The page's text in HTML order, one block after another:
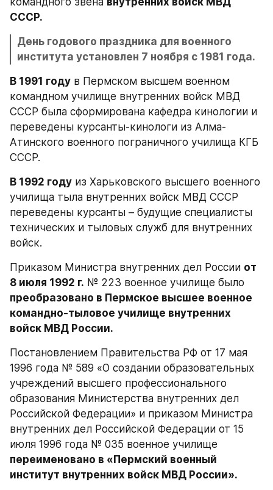
СССР.
День годового праздника для военного
института установлен 7 ноября с 1981 года.
В 1991 году в Пермском высшем военном
командном училище внутренних войск МВД
СССР была сформирована кафедра кинологии и
переведены курсанты-кинологи из Алма-
Атинского военного пограничного училища КГБ
СССР.
В 1992 году из Харьковского высшего военного
училища тыла внутренних войск МВД СССР
переведены курсанты – будущие специалисты
технических и тыловых служб для внутренних
войск.
Приказом Министра внутренних дел России от
8 июля 1992 г.
преобразовано в Пермское высшее военное
командно-тыловое училище внутренних
войск МВД России.
Постановлением Правительства РФ от 17 мая
1996 года № 589 «О создании образовательных
учреждений высшего профессионального
образования Министерства внутренних дел
Российской Федерации» и приказом Министра
внутренних дел Российской Федерации от 15
переименовано в «Пермский военный
институт внутренних войск МВД России».